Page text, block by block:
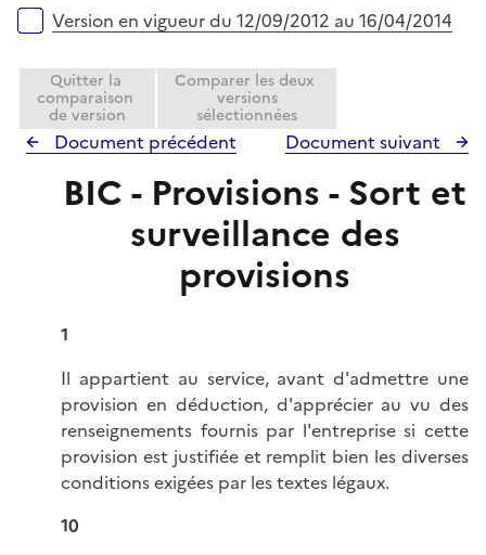
e
e
r
Version en vigueur du 12/09/2012 au 16/04/2014
Quitter la
comparaison
de version
Comparer les deux
versions
sélectionnées
Document précédent Document suivant
BIC - Provisions - Sort et
surveillance des
provisions
1
Il appartient au service, avant d'admettre une
provision en déduction, d'apprécier au vu des
renseignements fournis par l'entreprise si cette
provision est justifiée et remplit bien les diverses
conditions exigées par les textes légaux.
10